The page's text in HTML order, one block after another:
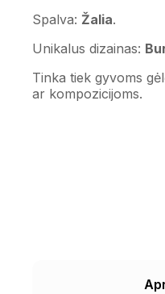
Spalva: Žalia.
Unikalus dizainas:
Tinka tiek gyvoms
ar kompozicijoms.